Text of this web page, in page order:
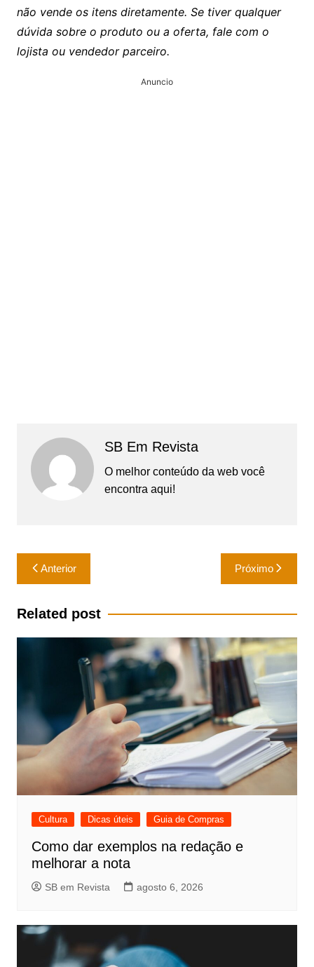
não vende os itens diretamente. Se tiver qualquer
dúvida sobre o produto ou a oferta, fale com o
lojista ou vendedor parceiro.
Anuncio
SB Em Revista
O melhor conteúdo da web você
encontra aqui!
Navegação
de
Post
Anterior Próximo
Related post
Cultura Dicas úteis Guia de Compras
Como dar exemplos na redação e
melhorar a nota
SB em Revista agosto 6, 2026